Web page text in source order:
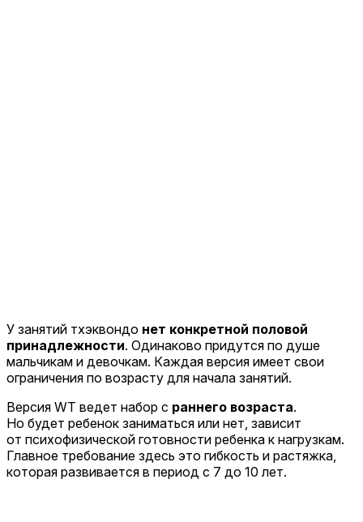
У занятий тхэквондо нет конкретной половой
принадлежности. Одинаково придутся по душе
мальчикам и девочкам. Каждая версия имеет свои
ограничения по возрасту для начала занятий.
Версия WT ведет набор с раннего возраста.
Но будет ребенок заниматься или нет, зависит
от психофизической готовности ребенка к нагрузкам.
Главное требование здесь это гибкость и растяжка,
которая развивается в период с 7 до 10 лет.